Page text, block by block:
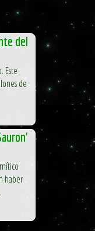
del
Este
de
haber